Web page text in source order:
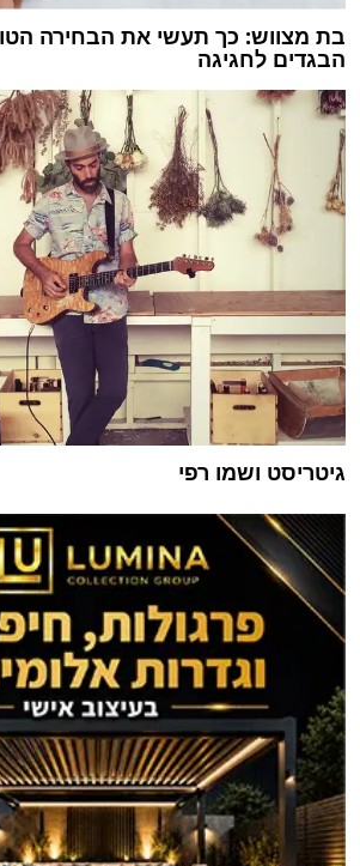
בת מצווש: כך תעשי את הבחירה
הבגדים לחגיגה
גיטריסט ושמו רפי